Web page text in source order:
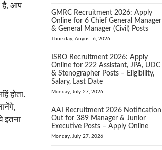
है, आप
होता.
इतना
GMRC Recruitment 2026: Apply
Online for 6 Chief General Manager
& General Manager (Civil) Posts
Thursday, August 6, 2026
ISRO Recruitment 2026: Apply
Online for 222 Assistant, JPA, UDC
& Stenographer Posts – Eligibility,
Salary, Last Date
Monday, July 27, 2026
AAI Recruitment 2026 Notification
Out for 389 Manager & Junior
Executive Posts – Apply Online
Monday, July 27, 2026